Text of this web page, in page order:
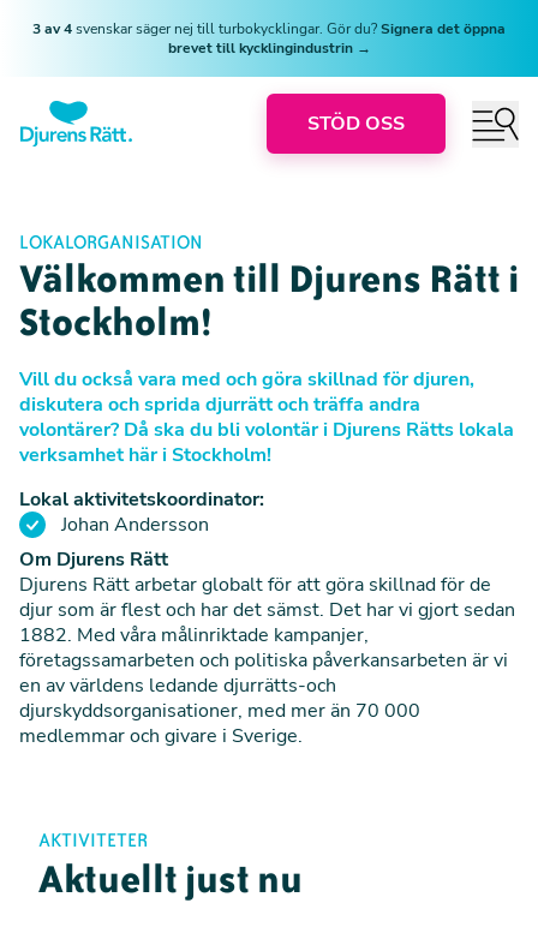
3 av 4svenskar säger nej till turbokycklingar. Gör du?Signera det öppna
brevet till kycklingindustrin →
STÖD OSS
LOKALORGANISATION
Välkommen till Djurens Rätt i
Stockholm!
Vill du också vara med och göra skillnad för djuren,
diskutera och sprida djurrätt och träffa andra
volontärer? Då ska du bli volontär i Djurens Rätts lokala
verksamhet här i Stockholm!
Lokal aktivitetskoordinator:
Johan Andersson
Om Djurens Rätt
Djurens Rätt arbetar globalt för att göra skillnad för de
djur som är flest och har det sämst. Det har vi gjort sedan
1882. Med våra målinriktade kampanjer,
företagssamarbeten och politiska påverkansarbeten är vi
en av världens ledande djurrätts-och
djurskyddsorganisationer, med mer än 70 000
medlemmar och givare i Sverige.
AKTIVITETER
Aktuellt just nu